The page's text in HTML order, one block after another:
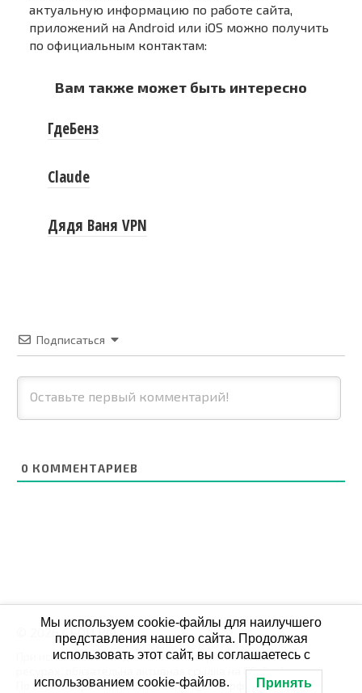
актуальную информацию по работе сайта,
приложений на Android или iOS можно получить
по официальным контактам:
Вам также может быть интересно
ГдеБенз
Claude
Дядя Ваня VPN
Подписаться
0 КОММЕНТАРИЕВ
© 2026 СБОЙ.РФ
При использовании данных мониторинга на своих
ресурах, обязательна активная ссылка на Сбой.рф
По всем вопросам пишите: admin@сбой.рф
Мы используем cookie-файлы для наилучшего
представления нашего сайта. Продолжая
использовать этот сайт, вы соглашаетесь с
использованием cookie-файлов. Принять